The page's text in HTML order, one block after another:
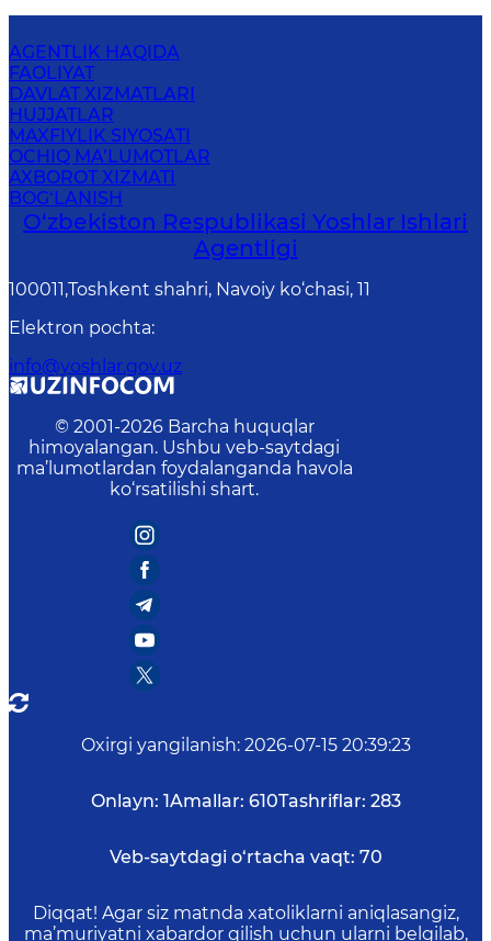
AGENTLIK HAQIDA
FAOLIYAT
DAVLAT XIZMATLARI
HUJJATLAR
MAXFIYLIK SIYOSATI
OCHIQ MA’LUMOTLAR
AXBOROT XIZMATI
BOG‘LANISH
O‘zbеkistоn Rеspublikаsi Yoshlar Ishlari
Agentligi
100011,Toshkent shahri, Navoiy ko‘chasi, 11
Elektron pochta:
info@yoshlar.gov.uz
© 2001-2026 Barcha huquqlar
himoyalangan. Ushbu veb-saytdagi
ma’lumotlardan foydalanganda havola
ko‘rsatilishi shart.
Oxirgi yangilanish: 2026-07-15 20:39:23
Onlayn: 1Amallar: 610Tashriflar: 283
Veb-saytdagi o‘rtacha vaqt: 70
Diqqat! Agar siz matnda xatoliklarni aniqlasangiz,
ma’muriyatni xabardor qilish uchun ularni belgilab,